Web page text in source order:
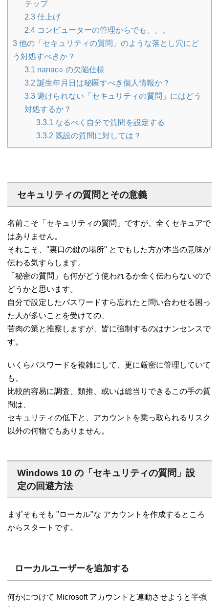
テップ
2.3 仕上げ
2.4 コンピューターの管理からでも、、、
3 他の「セキュリティの質問」のような落とし穴にど
う対処すべきか？
3.1 nanac○ の欠陥仕様
3.2 誕生年月日は秘匿すべき個人情報か？
3.3 避けられない「セキュリティの質問」にはどう
対処するか？
3.3.1 なるべく自分で質問を設定する
3.3.2 既設の質問に対しては？
セキュリティの質問とその意義
名前こそ「セキュリティの質問」ですが、全くセキュアで
はありません。
それこそ、"裏口の鍵の場所" とでもした方が本当の意味が
伝わる気すらします。
「秘密の質問」も何がどう使われるか全く伝わらないので
どうかと思います。
自分で設定したパスワードすら忘れたと問い合わせる困っ
た人が多いことを受けての、
苦肉の策と推察しますが、皆に強制するのはナンセンスで
す。
いくらパスワードを複雑にして、更に厳密に管理していて
も、
比較的容易に調査、類推、或いは総当りできるこの手の質
問は、
セキュリティの低下と、アカウントを乗っ取られるリスク
以外の何物でもありません。
Windows 10 の「セキュリティの質問」設
定の回避方法
まずそもそも "ローカル"な アカウントを作成するところ
からスタートです。
ローカルユーザーを追加する
何かにつけて Microsoft アカウントと連動させようと半強